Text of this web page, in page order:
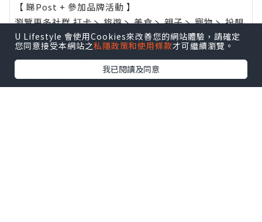
【 睇Post + 參加品牌活動 】
瀏覽更多社群打卡丶旅遊丶美食丶親子丶寵物丶扮靚
攻略及活動情報
U Blog開咗WhatsApp啦！發掘更多吃喝玩樂資訊！
Follow 我哋！
U Lifestyle 會使用Cookies來改善您的網站體驗，請確定
您同意接受本網站之私隱政策和使用條款才可繼續瀏覽。
我已閱讀及同意